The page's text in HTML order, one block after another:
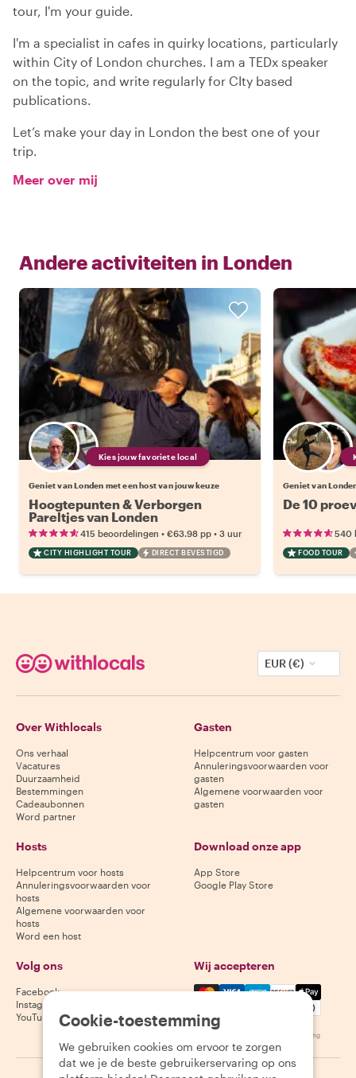
tour, I'm your guide.
I'm a specialist in cafes in quirky locations, particularly
within City of London churches. I am a TEDx speaker
on the topic, and write regularly for CIty based
publications.
Let’s make your day in London the best one of your
trip.
Meer over mij
Andere activiteiten in Londen
Kies jouw favoriete local
Geniet van Londen met een host van jouw keuze
Hoogtepunten & Verborgen
Pareltjes van Londen
415 beoordelingen • €63.98 pp • 3 uur
CITY HIGHLIGHT TOUR DIRECT BEVESTIGD
Geniet van
De 10
540
FOOD TOUR
EUR (€)
Over Withlocals
Ons verhaal
Vacatures
Duurzaamheid
Bestemmingen
Cadeaubonnen
Word partner
Gasten
Helpcentrum voor gasten
Annuleringsvoorwaarden voor
gasten
Algemene voorwaarden voor
gasten
Hosts
Helpcentrum voor hosts
Annuleringsvoorwaarden voor
hosts
Algemene voorwaarden voor
hosts
Word een host
Download onze app
App Store
Google Play Store
Volg ons
Facebook
Instagram
YouTube
Wij accepteren
Mastercard, Visa, Amex,
Beschikbaarheid varieert per bestemming
Cookie-toestemming
We gebruiken cookies om ervoor te zorgen
dat we je de beste gebruikerservaring op ons